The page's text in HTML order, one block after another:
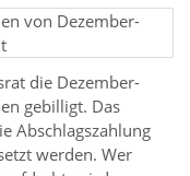
die Dezember-
gebilligt. Das
Abschlagszahlung
werden. Wer